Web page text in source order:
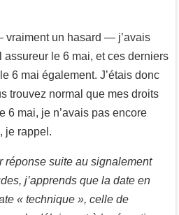
vraiment un hasard — j’avais
le 6 mai, et ces derniers
6 mai également. J’étais donc
trouvez normal que mes droits
6 mai, je n’avais pas encore
je rappel.
réponse suite au signalement
j’apprends que la date en
« technique », celle de